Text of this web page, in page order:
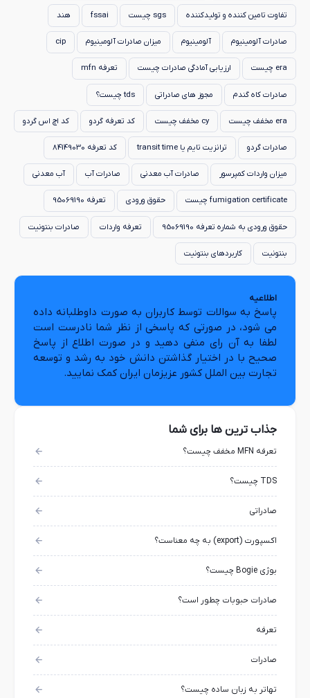
تفاوت تامین کننده و تولیدکننده sgs چیست fssai هند
صادرات آلومینیوم آلومینیوم میزان صادرات آلومینیوم cip
era چیست ارزیابی آمادگی صادرات چیست تعرفه mfn
صادرات کاه گندم مجوز های صادراتی tds چیست؟
era مخفف چیست cy مخفف چیست کد تعرفه گردو کد اچ اس گردو
صادرات گردو ترانزیت تایم یا transit time کد تعرفه 84149030
میزان واردات کمپرسور صادرات آب معدنی صادرات آب آب معدنی
fumigation certificate چیست حقوق ورودی تعرفه 95069190
حقوق ورودی به شماره تعرفه 95069190 تعرفه واردات صادرات بنتونیت
بنتونیت کاربردهای بنتونیت
اطلاعیه
پاسخ به سوالات توسط کاربران به صورت داوطلبانه داده
می شود، در صورتی که پاسخی از نظر شما نادرست است
لطفا به آن رای منفی دهید و در صورت اطلاع از پاسخ
صحیح با در اختیار گذاشتن دانش خود به رشد و توسعه
تجارت بین الملل کشور عزیزمان ایران کمک نمایید.
جذاب ترین ها برای شما
تعرفه MFN مخفف چیست؟
TDS چیست؟
صادراتی
اکسپورت (export) به چه معناست؟
بوژی Bogie چیست؟
صادرات حبوبات چطور است؟
تعرفه
صادرات
تهاتر به زبان ساده چیست؟